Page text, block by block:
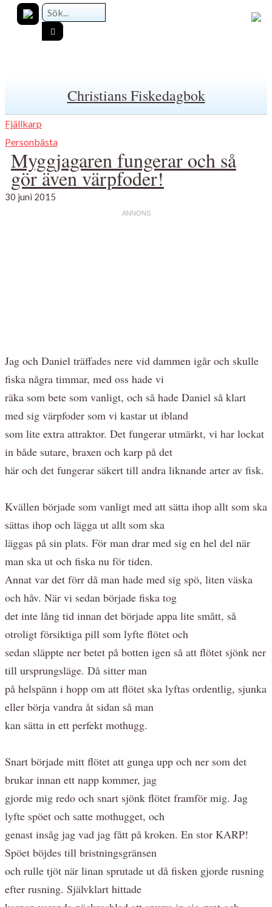
Christians Fiskedagbok
Fjällkarp
Personbästa
Myggjagaren fungerar och så
gör även värpfoder!
30 juni 2015
Jag och Daniel träffades nere vid dammen igår och skulle
fiska några timmar, med oss hade vi
räka som bete som vanligt, och så hade Daniel så klart
med sig värpfoder som vi kastar ut ibland
som lite extra attraktor. Det fungerar utmärkt, vi har lockat
in både sutare, braxen och karp på det
här och det fungerar säkert till andra liknande arter av fisk.
Kvällen började som vanligt med att sätta ihop allt som ska
sättas ihop och lägga ut allt som ska
läggas på sin plats. För man drar med sig en hel del när
man ska ut och fiska nu för tiden.
Annat var det förr då man hade med sig spö, liten väska
och håv. När vi sedan började fiska tog
det inte lång tid innan det började appa lite smått, så
otroligt försiktiga pill som lyfte flötet och
sedan släppte ner betet på botten igen så att flötet sjönk ner
till ursprungsläge. Då sitter man
på helspänn i hopp om att flötet ska lyftas ordentlig, sjunka
eller börja vandra åt sidan så man
kan sätta in ett perfekt mothugg.
Snart började mitt flötet att gunga upp och ner som det
brukar innan ett napp kommer, jag
gjorde mig redo och snart sjönk flötet framför mig. Jag
lyfte spöet och satte mothugget, och
genast insåg jag vad jag fått på kroken. En stor KARP!
Spöet böjdes till bristningsgränsen
och rulle tjöt när linan sprutade ut då fisken gjorde rusning
efter rusning. Självklart hittade